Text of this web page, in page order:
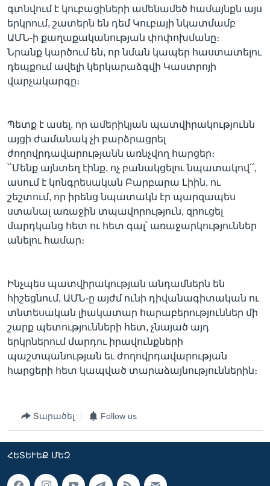
գտնվում է կուբացիների ամենամեծ համայնքն այս
երկրում, շատերն են դեմ Կուբայի նկատմամբ
ԱՄՆ-ի քաղաքականության փոփոխմանը։
Նրանք կարծում են, որ նման կապեր հաստատելու
դեպքում ավելի կերկարաձգվի Կաստրոյի
վարչակարգը։
Պետք է ասել, որ ամերիկյան պատվիրակությունն
այցի ժամանակ չի բարձրացրել
ժողովրդավարությանն առնչվող հարցեր։
՝՝Մենք այնտեղ էինք, ոչ բանակցելու նպատակով՛՛,
ասում է կոնգրեսական Բարբարա Լիին, ու
շեշտում, որ իրենց նպատակն էր պարզապես
ստանալ առաջին տպավորություն, զրուցել
մարդկանց հետ ու հետ գալ՝ առաջարկություններ
անելու համար։
Ինչպես պատվիրակության անդամներն են
հիշեցնում, ԱՄՆ-ը այժմ ունի դիվանագիտական ու
տնտեսական լիակատար հարաբերություններ մի
շարք պետությունների հետ, չնայած այդ
երկրներում մարդու իրավունքների
պաշտպանության եւ ժողովրդավարության
հարցերի հետ կապված տարաձայնություններին։
Տարածել Follow us
ՀԵՏԵՒԵՔ ՄԵԶ